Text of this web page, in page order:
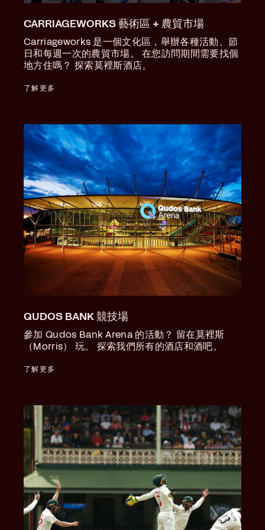
CARRIAGEWORKS 藝術區 + 農貿市場
Carriageworks 是一個文化區，舉辦各種活動、節
日和每週一次的農貿市場。 在您訪問期間需要找個
地方住嗎？ 探索莫裡斯酒店。
了解更多
QUDOS BANK 競技場
參加 Qudos Bank Arena 的活動？ 留在莫裡斯
（Morris） 玩。 探索我們所有的酒店和酒吧。
了解更多